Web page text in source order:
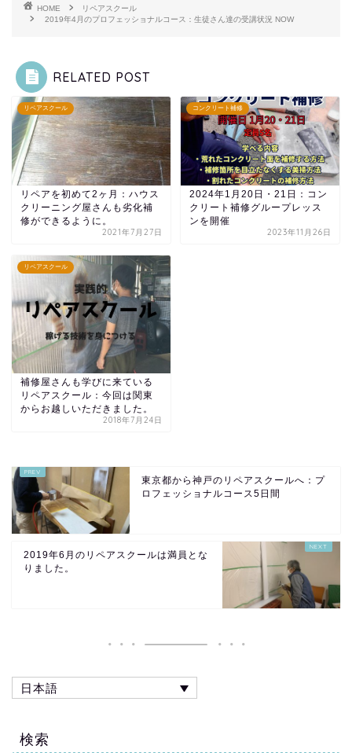
HOME
リペアスクール
2019年4月のプロフェッショナルコース：生徒さん達の受講状況 NOW
RELATED POST
リペアスクール
リペアを初めて2ヶ月：ハウス
クリーニング屋さんも劣化補
修ができるように。
2021年7月27日
コンクリート補修
2024年1月20日・21日：コン
クリート補修グループレッス
ンを開催
2023年11月26日
リペアスクール
補修屋さんも学びに来ている
リペアスクール：今回は関東
からお越しいただきました。
2018年7月24日
東京都から神戸のリペアスクールへ：プ
ロフェッショナルコース5日間
2019年6月のリペアスクールは満員とな
りました。
日本語
検索